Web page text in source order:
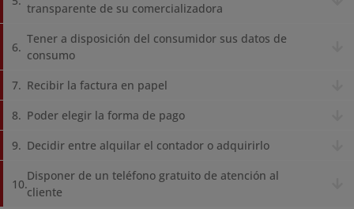
transparente de su comercializadora
Tener a disposición del consumidor sus datos de
consumo
Recibir la factura en papel
Poder elegir la forma de pago
Decidir entre alquilar el contador o adquirirlo
Disponer de un teléfono gratuito de atención al
cliente